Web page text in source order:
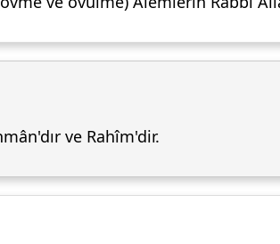
ve Rahîm'dir.